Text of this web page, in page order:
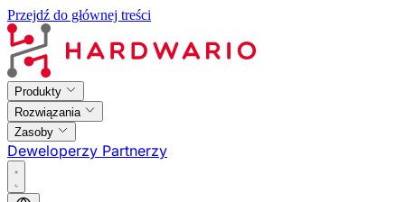
Przejdź do głównej treści
Produkty
Rozwiązania
Zasoby
Deweloperzy Partnerzy